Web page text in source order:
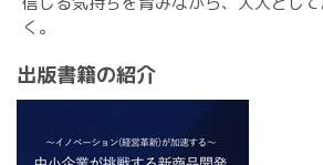
く。
出版書籍の紹介